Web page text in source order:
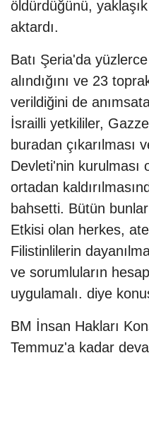
öldürdüğünü,
aktardı.
Batı Şeria'da
alındığını ve 23
verildiğini de
İsrailli yetkililer,
buradan çıkarılması
Devleti'nin kurulması
ortadan
bahsetti. Bütün
Etkisi olan herkes,
Filistinlilerin
ve sorumluların
uygulamalı. diye
BM İnsan Hakları
Temmuz'a kadar